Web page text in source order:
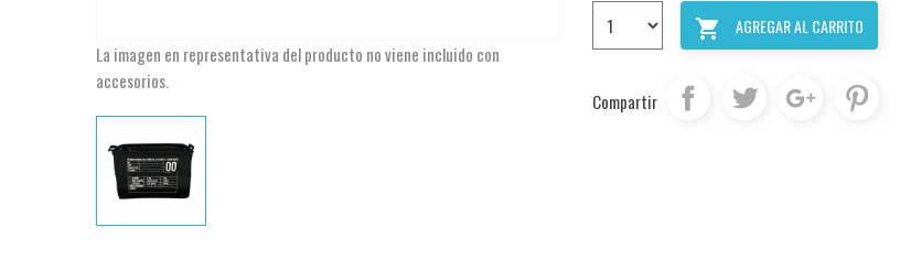
La imagen en representativa del producto no viene incluido con
accesorios.
 AGREGAR AL CARRITO
Compartir